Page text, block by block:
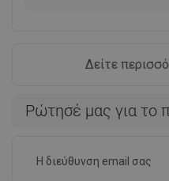
Δείτε
Ρώτησέ μας για το